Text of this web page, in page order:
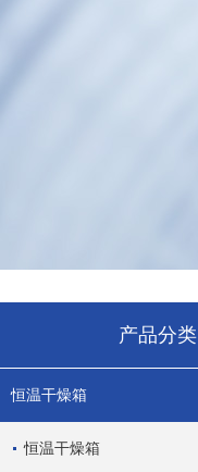
产品分类
恒温干燥箱
恒温干燥箱